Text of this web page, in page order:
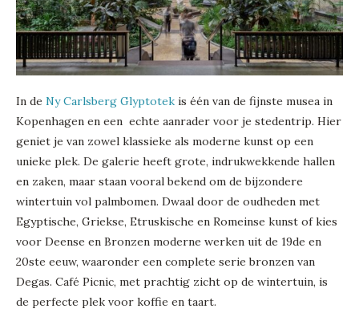
In de Ny Carlsberg Glyptotek is één van de fijnste musea in
Kopenhagen en een echte aanrader voor je stedentrip. Hier
geniet je van zowel klassieke als moderne kunst op een
unieke plek. De galerie heeft grote, indrukwekkende hallen
en zaken, maar staan vooral bekend om de bijzondere
wintertuin vol palmbomen. Dwaal door de oudheden met
Egyptische, Griekse, Etruskische en Romeinse kunst of kies
voor Deense en Bronzen moderne werken uit de 19de en
20ste eeuw, waaronder een complete serie bronzen van
Degas. Café Picnic, met prachtig zicht op de wintertuin, is
de perfecte plek voor koffie en taart.